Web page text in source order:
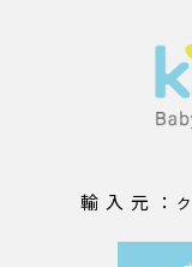
輸 入 元 ：